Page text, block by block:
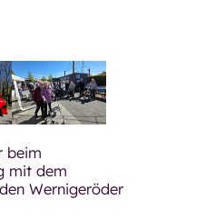
beim
mit dem
Wernigeröder